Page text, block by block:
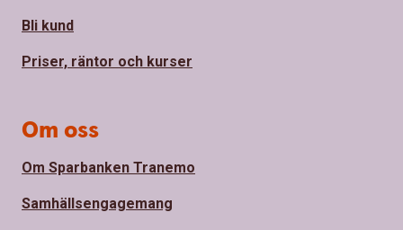
Bli kund
Priser, räntor och kurser
Om oss
Om Sparbanken Tranemo
Samhällsengagemang